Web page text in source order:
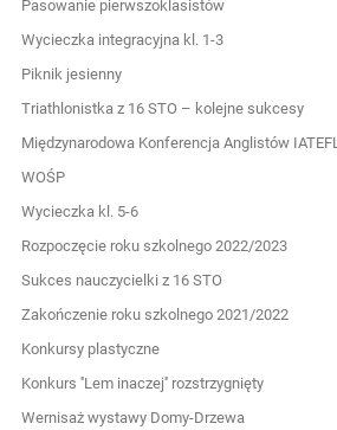
Pasowanie pierwszoklasistów
Wycieczka integracyjna kl. 1-3
Piknik jesienny
Triathlonistka z 16 STO – kolejne sukcesy
Międzynarodowa Konferencja Anglistów IATEFL
WOŚP
Wycieczka kl. 5-6
Rozpoczęcie roku szkolnego 2022/2023
Sukces nauczycielki z 16 STO
Zakończenie roku szkolnego 2021/2022
Konkursy plastyczne
Konkurs ''Lem inaczej'' rozstrzygnięty
Wernisaż wystawy Domy-Drzewa